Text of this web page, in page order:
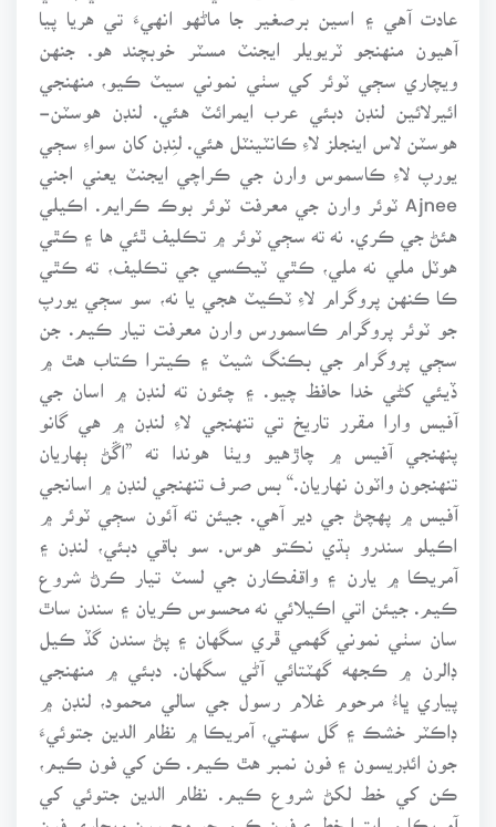
عادت آهي ۽ اسين برصغير جا ماڻهو انهيءَ تي هريا پيا
آهيون منهنجو ٽريويلر ايجنٽ مسٽر خوبچند هو. جنهن
ويچاري سڄي ٽوئر کي سٺي نموني سيٽ ڪيو، منهنجي
ائيرلائين لنڊن دبئي عرب ايمرائٽ هئي. لنڊن هوسٽن-
هوسٽن لاس اينجلز لاءِ ڪانٽينٽل هئي. لنِڊن کان سواءِ سڄي
يورپ لاءِ ڪاسموس وارن جي ڪراچي ايجنٽ يعني اجني
Ajnee ٽوئر وارن جي معرفت ٽوئر بوڪ ڪرايم. اڪيلي
هئڻ جي ڪري. نه ته سڄي ٽوئر ۾ تڪليف ٿئي ها ۽ ڪٿي
هوٽل ملي نه ملي، ڪٿي ٽيڪسي جي تڪليف، ته ڪٿي
ڪا ڪنهن پروگرام لاءِ ٽڪيٽ هجي يا نه، سو سڄي يورپ
جو ٽوئر پروگرام ڪاسمورس وارن معرفت تيار ڪيم. جن
سڄي پروگرام جي بڪنگ شيٽ ۽ ڪيترا ڪتاب هٿ ۾
ڏيئي کڻي خدا حافظ چيو. ۽ چئون ته لنڊن ۾ اسان جي
آفيس وارا مقرر تاريخ تي تنهنجي لاءِ لنڊن ۾ هي گانو
پنهنجي آفيس ۾ چاڙهيو ويٺا هوندا ته ”اڱڻ ٻهاريان
تنهنجون واٽون نهاريان.“ بس صرف تنهنجي لنڊن ۾ اسانجي
آفيس ۾ پهچڻ جي دير آهي. جيئن ته آئون سڄي ٽوئر ۾
اڪيلو سندرو ٻڌي نڪتو هوس. سو باقي دبئي، لنڊن ۽
آمريڪا ۾ يارن ۽ واقفڪارن جي لسٽ تيار ڪرڻ شروع
ڪيم. جيئن اتي اڪيلائي نه محسوس ڪريان ۽ سندن ساٿ
سان سٺي نموني گهمي ڦري سگهان ۽ پڻ سندن گڏ ڪيل
ڊالرن ۾ ڪجهه گهٽتائي آڻي سگهان. دبئي ۾ منهنجي
پياري ڀاءُ مرحوم غلام رسول جي سالي محمود، لنڊن ۾
ڊاڪٽر خشڪ ۽ گل سهتي، آمريڪا ۾ نظام الدين جتوئيءَ
جون ائڊريسون ۽ فون نمبر هٿ ڪيم. ڪن کي فون ڪيم،
ڪن کي خط لکڻ شروع ڪيم. نظام الدين جتوئي کي
آمريڪا ۾ ايترا خط ۽ فون ڪيم جو مجبورن ويچاري فون